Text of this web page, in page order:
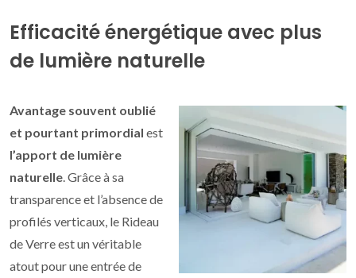
Efficacité énergétique avec plus
de lumière naturelle
Avantage souvent oublié
et pourtant primordial est
l’apport de lumière
naturelle. Grâce à sa
transparence et l’absence de
profilés verticaux, le Rideau
de Verre est un véritable
atout pour une entrée de